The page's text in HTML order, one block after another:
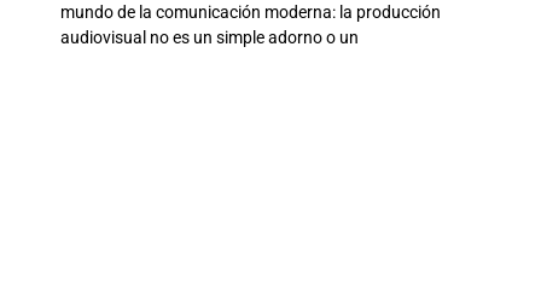
mundo de la comunicación moderna: la producción
audiovisual no es un simple adorno o un